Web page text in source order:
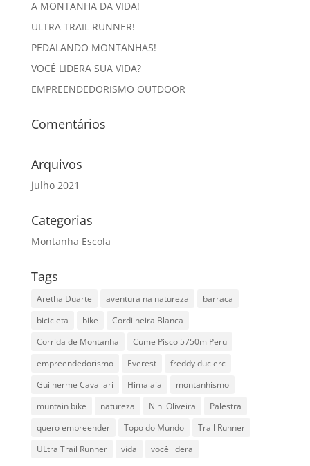
A MONTANHA DA VIDA!
ULTRA TRAIL RUNNER!
PEDALANDO MONTANHAS!
VOCÊ LIDERA SUA VIDA?
EMPREENDEDORISMO OUTDOOR
Comentários
Arquivos
julho 2021
Categorias
Montanha Escola
Tags
Aretha Duarte aventura na natureza
barraca
bicicleta
bike
Cordilheira Blanca
Corrida de Montanha
Cume Pisco 5750m Peru
empreendedorismo
Everest
freddy duclerc
Guilherme Cavallari
Himalaia
montanhismo
muntain bike
natureza Nini Oliveira
Palestra
quero empreender
Topo do Mundo
Trail Runner
ULtra Trail Runner
vida você lidera